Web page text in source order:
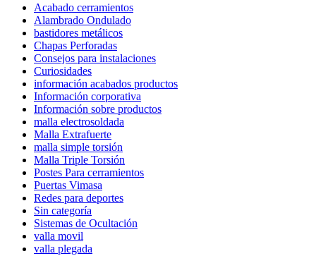
Acabado cerramientos
Alambrado Ondulado
bastidores metálicos
Chapas Perforadas
Consejos para instalaciones
Curiosidades
información acabados productos
Información corporativa
Información sobre productos
malla electrosoldada
Malla Extrafuerte
malla simple torsión
Malla Triple Torsión
Postes Para cerramientos
Puertas Vimasa
Redes para deportes
Sin categoría
Sistemas de Ocultación
valla movil
valla plegada